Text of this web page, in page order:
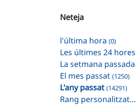
Neteja
l'última hora (0)
Les últimes 24 hores
La setmana passada
El mes passat (1250)
L'any passat (14291)
Rang personalitzat…